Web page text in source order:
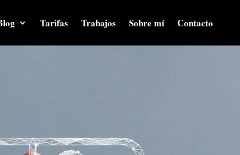
Tarifas Trabajos Sobre mí Contacto